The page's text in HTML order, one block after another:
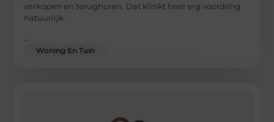
verkopen en terughuren. Dat klinkt heel erg voordelig
natuurlijk.
Woning En Tuin